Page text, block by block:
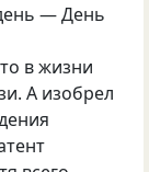
— День
в жизни
А изобрел